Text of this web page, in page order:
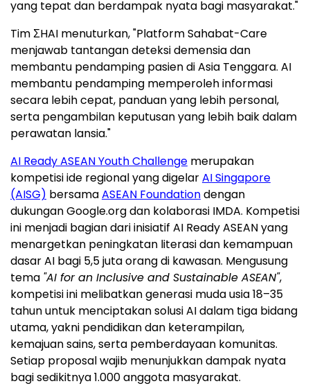
yang tepat dan berdampak nyata bagi masyarakat."
Tim ΣHAI menuturkan, "Platform Sahabat-Care
menjawab tantangan deteksi demensia dan
membantu pendamping pasien di Asia Tenggara. AI
membantu pendamping memperoleh informasi
secara lebih cepat, panduan yang lebih personal,
serta pengambilan keputusan yang lebih baik dalam
perawatan lansia."
AI Ready ASEAN Youth Challenge merupakan
kompetisi ide regional yang digelarAI Singapore
(AISG) bersamaASEAN Foundationdengan
dukungan Google.org dan kolaborasi IMDA. Kompetisi
ini menjadi bagian dari inisiatif AI Ready ASEAN yang
menargetkan peningkatan literasi dan kemampuan
dasar AI bagi 5,5 juta orang di kawasan. Mengusung
tema "AI for an Inclusive and Sustainable ASEAN",
kompetisi ini melibatkan generasi muda usia 18–35
tahun untuk menciptakan solusi AI dalam tiga bidang
utama, yakni pendidikan dan keterampilan,
kemajuan sains, serta pemberdayaan komunitas.
Setiap proposal wajib menunjukkan dampak nyata
bagi sedikitnya 1.000 anggota masyarakat.